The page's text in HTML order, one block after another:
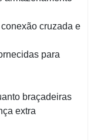
cruzada e
para
braçadeiras
extra